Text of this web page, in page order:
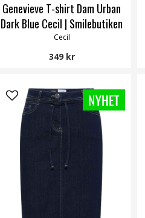
Genevieve T-shirt Dam Urban
Dark Blue Cecil | Smilebutiken
Cecil
349 kr